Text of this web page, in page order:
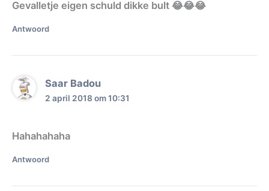
Gevalletje eigen schuld dikke bult 😂😂😂
Antwoord
Saar Badou
2 april 2018 om 10:31
Hahahahaha
Antwoord